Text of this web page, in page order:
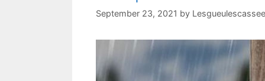
September 23, 2021 by